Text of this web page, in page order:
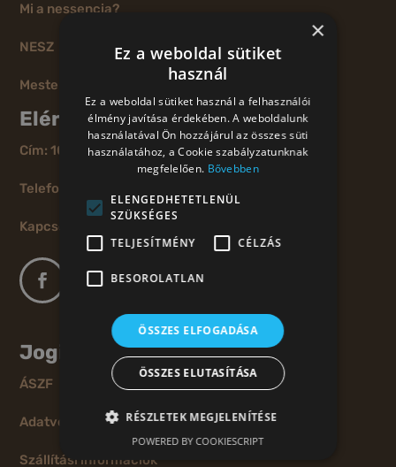
Mi a nessencia?
NESZ
Mesterségek Ünnepe
Elérhetőség
Cím: 1011 Budapest, Szilágyi Dezső tér 6.
Telefon: +36 30 070 52 05
Kapcsolat
Jogi információk
ÁSZF
Adatvédelmi nyilatkozat
Szállítási információk
×
Ez a weboldal sütiket
használ
Ez a weboldal sütiket használ a felhasználói
élmény javítása érdekében. A weboldalunk
használatával Ön hozzájárul az összes süti
használatához, a Cookie szabályzatunknak
megfelelően. Bővebben
ELENGEDHETETLENÜL
SZÜKSÉGES
TELJESÍTMÉNY
CÉLZÁS
BESOROLATLAN
ÖSSZES ELFOGADÁSA
ÖSSZES ELUTASÍTÁSA
RÉSZLETEK MEGJELENÍTÉSE
POWERED BY COOKIESCRIPT